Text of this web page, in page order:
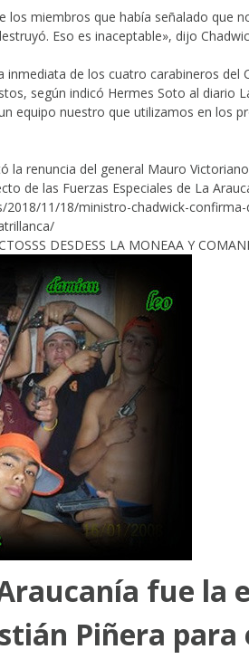
los miembros que había señalado que
Eso es inaceptable», dijo
inmediata de los cuatro carabineros del
según indicó Hermes Soto al diario
equipo nuestro que utilizamos en los
la renuncia del general Mauro
de las Fuerzas Especiales de La
11/18/ministro-chadwick-
DESDESS LA MONEAA Y
fue la
Piñera para